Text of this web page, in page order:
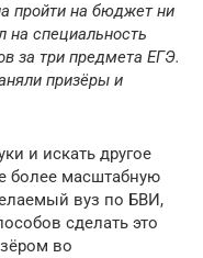
пройти на бюджет ни
на специальность
за три предмета ЕГЭ.
призёры и
и искать другое
более масштабную
вуз по БВИ,
сделать это
во